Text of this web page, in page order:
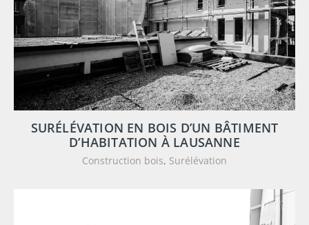
SURÉLÉVATION EN BOIS D’UN BÂTIMENT
D’HABITATION À LAUSANNE
Construction bois, Surélévation